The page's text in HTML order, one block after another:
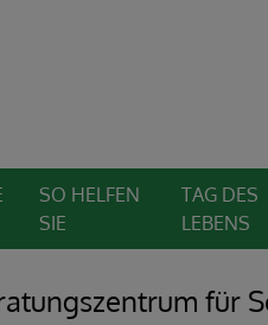
SO HELFEN
SIE
TAG DES
LEBENS
für